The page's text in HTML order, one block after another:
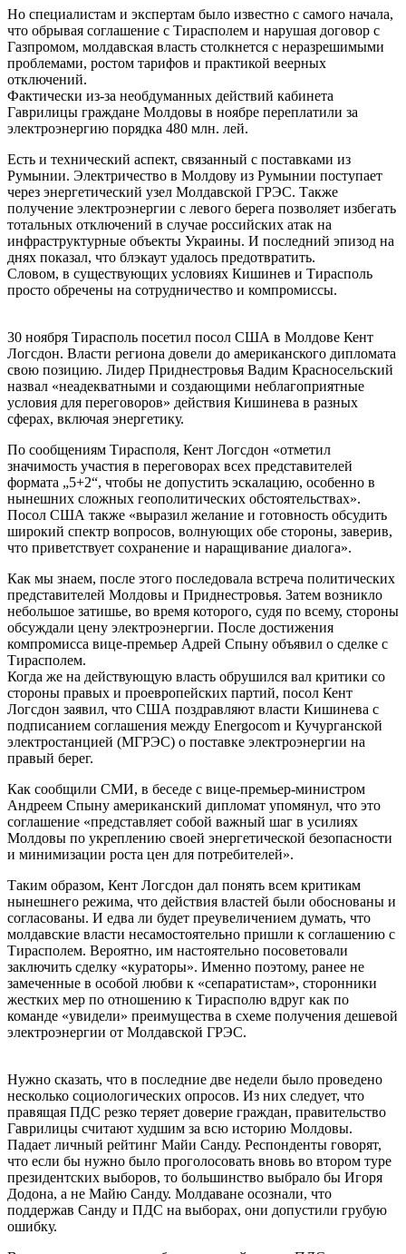
Но специалистам и экспертам было известно с самого начала,
что обрывая соглашение с Тирасполем и нарушая договор с
Газпромом, молдавская власть столкнется с неразрешимыми
проблемами, ростом тарифов и практикой веерных
отключений.
Фактически из-за необдуманных действий кабинета
Гаврилицы граждане Молдовы в ноябре переплатили за
электроэнергию порядка 480 млн. лей.
Есть и технический аспект, связанный с поставками из
Румынии. Электричество в Молдову из Румынии поступает
через энергетический узел Молдавской ГРЭС. Также
получение электроэнергии с левого берега позволяет избегать
тотальных отключений в случае российских атак на
инфраструктурные объекты Украины. И последний эпизод на
днях показал, что блэкаут удалось предотвратить.
Словом, в существующих условиях Кишинев и Тирасполь
просто обречены на сотрудничество и компромиссы.
30 ноября Тирасполь посетил посол США в Молдове Кент
Логсдон. Власти региона довели до американского дипломата
свою позицию. Лидер Приднестровья Вадим Красносельский
назвал «неадекватными и создающими неблагоприятные
условия для переговоров» действия Кишинева в разных
сферах, включая энергетику.
По сообщениям Тирасполя, Кент Логсдон «отметил
значимость участия в переговорах всех представителей
формата „5+2“, чтобы не допустить эскалацию, особенно в
нынешних сложных геополитических обстоятельствах».
Посол США также «выразил желание и готовность обсудить
широкий спектр вопросов, волнующих обе стороны, заверив,
что приветствует сохранение и наращивание диалога».
Как мы знаем, после этого последовала встреча политических
представителей Молдовы и Приднестровья. Затем возникло
небольшое затишье, во время которого, судя по всему, стороны
обсуждали цену электроэнергии. После достижения
компромисса вице-премьер Адрей Спыну объявил о сделке с
Тирасполем.
Когда же на действующую власть обрушился вал критики со
стороны правых и проевропейских партий, посол Кент
Логсдон заявил, что США поздравляют власти Кишинева с
подписанием соглашения между Energocom и Кучурганской
электростанцией (МГРЭС) о поставке электроэнергии на
правый берег.
Как сообщили СМИ, в беседе с вице-премьер-министром
Андреем Спыну американский дипломат упомянул, что это
соглашение «представляет собой важный шаг в усилиях
Молдовы по укреплению своей энергетической безопасности
и минимизации роста цен для потребителей».
Таким образом, Кент Логсдон дал понять всем критикам
нынешнего режима, что действия властей были обоснованы и
согласованы. И едва ли будет преувеличением думать, что
молдавские власти несамостоятельно пришли к соглашению с
Тирасполем. Вероятно, им настоятельно посоветовали
заключить сделку «кураторы». Именно поэтому, ранее не
замеченные в особой любви к «сепаратистам», сторонники
жестких мер по отношению к Тирасполю вдруг как по
команде «увидели» преимущества в схеме получения дешевой
электроэнергии от Молдавской ГРЭС.
Нужно сказать, что в последние две недели было проведено
несколько социологических опросов. Из них следует, что
правящая ПДС резко теряет доверие граждан, правительство
Гаврилицы считают худшим за всю историю Молдовы.
Падает личный рейтинг Майи Санду. Респонденты говорят,
что если бы нужно было проголосовать вновь во втором туре
президентских выборов, то большинство выбрало бы Игоря
Додона, а не Майю Санду. Молдаване осознали, что
поддержав Санду и ПДС на выборах, они допустили грубую
ошибку.